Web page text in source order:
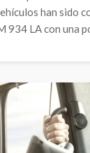
han sido
LA con una